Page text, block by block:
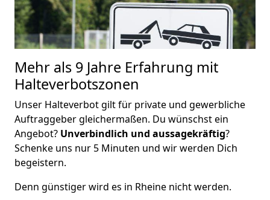
Mehr als 9 Jahre Erfahrung mit
Halteverbotszonen
Unser Halteverbot gilt für private und gewerbliche
Auftraggeber gleichermaßen. Du wünschst ein
Angebot? Unverbindlich und aussagekräftig?
Schenke uns nur 5 Minuten und wir werden Dich
begeistern.
Denn günstiger wird es in Rheine nicht werden.